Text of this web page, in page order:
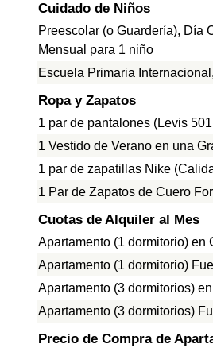
Cuidado de Niños
Preescolar (o Guardería), Día
Mensual para 1 niño
Escuela Primaria
Ropa y Zapatos
1 par de pantalones (Levis
1 Vestido de Verano en una
1 par de zapatillas Nike
1 Par de Zapatos de Cuero
Cuotas de Alquiler al Mes
Apartamento (1 dormitorio) en
Apartamento (1 dormitorio)
Apartamento (3 dormitorios)
Apartamento (3 dormitorios)
Precio de Compra de